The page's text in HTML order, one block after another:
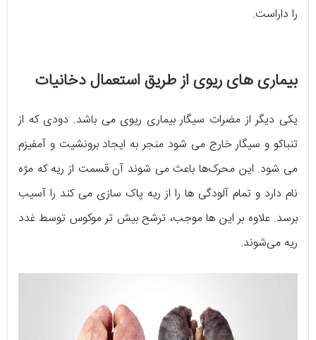
را داراست.
بیماری های ریوی از طریق استعمال دخانیات
یکی دیگر از مضرات سیگار بیماری ریوی می باشد. دودی که از
تنباکو و سیگار خارج می شود منجر به ایجاد برونشیت و آمفیزم
می شود. این محرک‌ها باعث می شوند آن قسمت از ریه که مژه
نام دارد و تمام آلودگی ها را از ریه پاک سازی می کند را آسیب
برسد. علاوه بر این ها موجب، ترشح بیش تر موکوس توسط غدد
ریه می‌شوند.